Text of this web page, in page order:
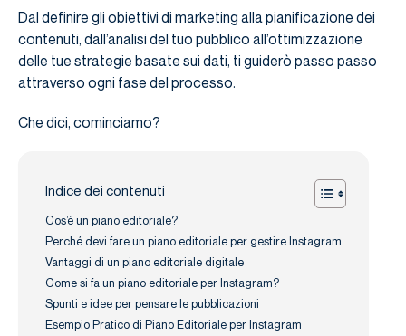
Dal definire gli obiettivi di marketing alla pianificazione dei
contenuti, dall’analisi del tuo pubblico all’ottimizzazione
delle tue strategie basate sui dati, ti guiderò passo passo
attraverso ogni fase del processo.
Che dici, cominciamo?
Indice dei contenuti
Cos’è un piano editoriale?
Perché devi fare un piano editoriale per gestire Instagram
Vantaggi di un piano editoriale digitale
Come si fa un piano editoriale per Instagram?
Spunti e idee per pensare le pubblicazioni
Esempio Pratico di Piano Editoriale per Instagram